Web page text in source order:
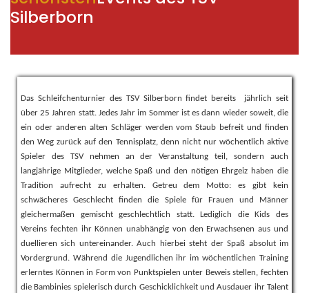
Silberborn
Das Schleifchenturnier des TSV Silberborn findet bereits jährlich seit
über 25 Jahren statt. Jedes Jahr im Sommer ist es dann wieder soweit, die
ein oder anderen alten Schläger werden vom Staub befreit und finden
den Weg zurück auf den Tennisplatz, denn nicht nur wöchentlich aktive
Spieler des TSV nehmen an der Veranstaltung teil, sondern auch
langjährige Mitglieder, welche Spaß und den nötigen Ehrgeiz haben die
Tradition aufrecht zu erhalten. Getreu dem Motto: es gibt kein
schwächeres Geschlecht finden die Spiele für Frauen und Männer
gleichermaßen gemischt geschlechtlich statt. Lediglich die Kids des
Vereins fechten ihr Können unabhängig von den Erwachsenen aus und
duellieren sich untereinander. Auch hierbei steht der Spaß absolut im
Vordergrund. Während die Jugendlichen ihr im wöchentlichen Training
erlerntes Können in Form von Punktspielen unter Beweis stellen, fechten
die Bambinies spielerisch durch Geschicklichkeit und Ausdauer ihr Talent